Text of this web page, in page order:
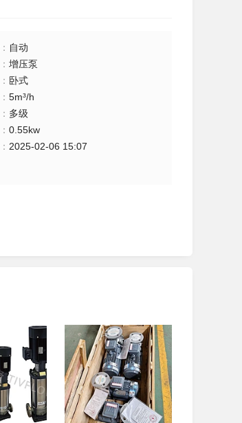
： 自动
：增压泵
： 卧式
：5m³/h
： 多级
：0.55kw
： 2025-02-06 15:07